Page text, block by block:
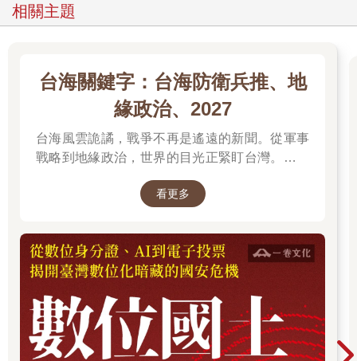
度來看不過是涓滴細流。之後，伴隨而來長達六千年的劇烈融水
三角洲。隨後陸地因為不再負擔冰河的重量而隆起，加上沉積物
的沉積與海平面稍微下降，產生了我們今日熟悉的河流樣貌。另
一個判斷的例子是北美洲的聖羅倫斯河（St. Lawrence River）。
聖羅倫斯河今日的形式，源自於冰封的阿格西湖（Lake
Agassiz）與勞倫泰冰蓋（Laurentide ice sheet）迅速融化，導致
原本被冰川重壓的陸地反彈上升。大約一萬年前，冰川融冰產生
聖羅倫斯河的河道。一些地質學家認為，這場重大的氣候學事件
導致海平面驟升一到三公尺，造成史無前例的洪水，也讓北大西
說，此時許多河流仍處於萌芽階段。與人類的生命相比，這些河
流幾乎是長生不老，然而與整個物種相比，河流卻遠比我們年輕
許多。
那麼，究竟什麼是河流？對絕大多數讀者來說，包括我在內，提
到一條河的名字，例如密西西比河與尼羅河，總會想到地圖上標
示的河流河道，從源頭開始，穿過陸地，最後注入大海，前提是
如果這條河「乖巧」的話。透過不同專家的透鏡，我們會會發現
相關主題
台海關鍵字：台海防衛兵推、地
緣政治、2027
台海風雲詭譎，戰爭不再是遙遠的新聞。從軍事
戰略到地緣政治，世界的目光正緊盯台灣。我們
看更多